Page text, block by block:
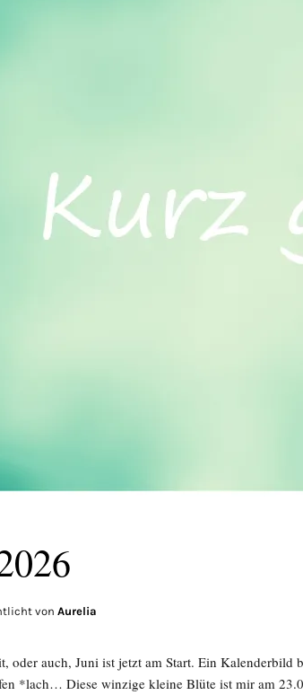
von Aurelia
oder auch, Juni ist jetzt am Start. Ein Kalenderbild
*lach… Diese winzige kleine Blüte ist mir am